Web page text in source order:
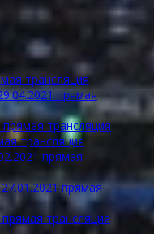
трансляция
прямая
трансляция
трансляция
прямая
прямая
трансляция